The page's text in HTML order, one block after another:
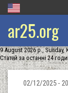
ar25.org
9 August 2026 р., Sunday,
Статей за останні 24
02/12/2025 -